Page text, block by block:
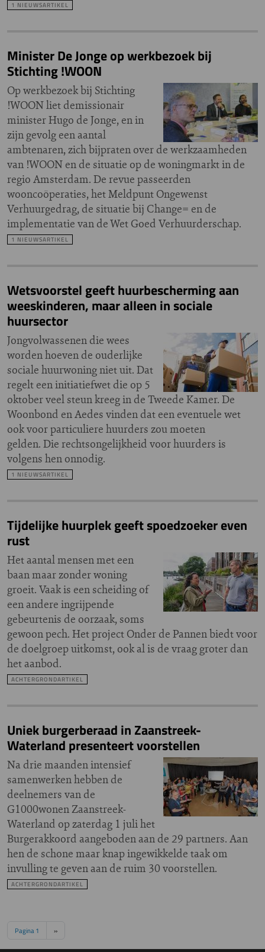
1 NIEUWSARTIKEL
Minister De Jonge op werkbezoek bij
Stichting !WOON
Op werkbezoek bij Stichting
!WOON liet demissionair
minister Hugo de Jonge, en in
zijn gevolg een aantal
ambtenaren, zich bijpraten over de werkzaamheden
van !WOON en de situatie op de woningmarkt in de
regio Amsterdam. De revue passeerden
wooncoöperaties, het Meldpunt Ongewenst
Verhuurgedrag, de situatie bij Change= en de
implementatie van de Wet Goed Verhuurderschap.
1 NIEUWSARTIKEL
Wetsvoorstel geeft huurbescherming aan
weeskinderen, maar alleen in sociale
huursector
Jongvolwassenen die wees
worden hoeven de ouderlijke
sociale huurwoning niet uit. Dat
regelt een initiatiefwet die op 5
oktober veel steun kreeg in de Tweede Kamer. De
Woonbond en Aedes vinden dat een eventuele wet
ook voor particuliere huurders zou moeten
gelden. Die rechtsongelijkheid voor huurders is
volgens hen onnodig.
1 NIEUWSARTIKEL
Tijdelijke huurplek geeft spoedzoeker even
rust
Het aantal mensen met een
baan maar zonder woning
groeit. Vaak is een scheiding of
een andere ingrijpende
gebeurtenis de oorzaak, soms
gewoon pech. Het project Onder de Pannen biedt voor
de doelgroep uitkomst, ook al is de vraag groter dan
het aanbod.
ACHTERGRONDARTIKEL
Uniek burgerberaad in Zaanstreek-
Waterland presenteert voorstellen
Na drie maanden intensief
samenwerken hebben de
deelnemers van de
G1000wonen Zaanstreek-
Waterland op zaterdag 1 juli het
Burgerakkoord aangeboden aan de 29 partners. Aan
hen de schone maar knap ingewikkelde taak om
invulling te geven aan de ruim 30 voorstellen.
ACHTERGRONDARTIKEL
Paginering
Pagina 1 Volgende pagina
››